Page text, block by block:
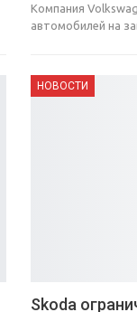
Компания
автомобилей на
НОВОСТИ
Skoda